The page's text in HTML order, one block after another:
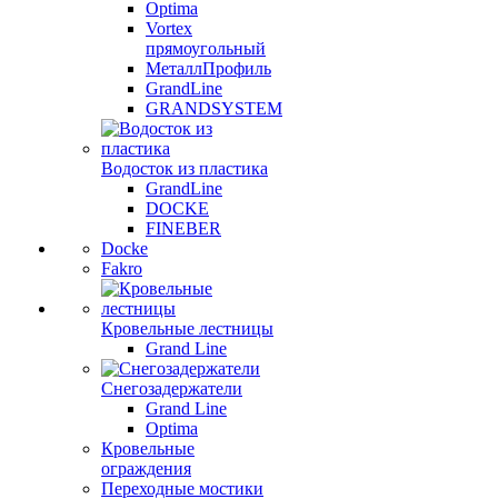
Optima
Vortex
прямоугольный
МеталлПрофиль
GrandLine
GRANDSYSTEM
Водосток из пластика
GrandLine
DOCKE
FINEBER
Docke
Fakro
Кровельные лестницы
Grand Line
Снегозадержатели
Grand Line
Optima
Кровельные
ограждения
Переходные мостики